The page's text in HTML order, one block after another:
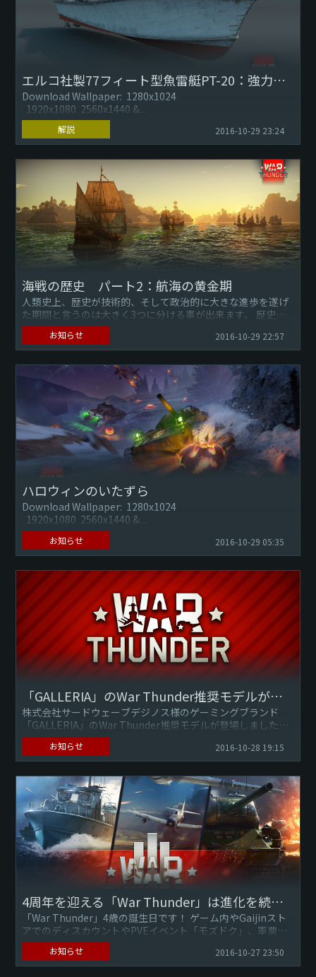
エルコ社製77フィート型魚雷艇PT-20：強力な予備部隊
Download Wallpaper: 1280x1024
1920x1080 2560x1440 &...
解説 2016-10-29 23:24
海戦の歴史 パート2：航海の黄金期
人類史上、歴史が技術的、そして政治的に大きな進歩を遂げ
た期間と言うのは大きく3つに分ける事が出来ます。 歴史初
期、黄金期、そして現代の3つです。 前回の記事では、古代
の世界で海戦の...
お知らせ 2016-10-29 22:57
ハロウィンのいたずら
Download Wallpaper: 1280x1024
1920x1080 2560x1440 &...
お知らせ 2016-10-29 05:35
「GALLERIA」のWar Thunder推奨モデルが登場！
株式会社サードウェーブデジノス様のゲーミングブランド
「GALLERIA」のWar Thunder推奨モデルが登場しました！
■ラインナップ
・GALLERIA War ...
お知らせ 2016-10-28 19:15
4周年を迎える「War Thunder」は進化を続けます！
「War Thunder」4歳の誕生日です！ ゲーム内やGaijinスト
アでのディスカウントやPVEイベント「モズドク」、軍票の
お知らせ 2016-10-27 23:50